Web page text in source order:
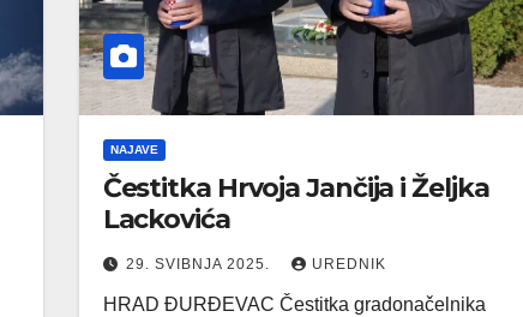
NAJAVE
Čestitka Hrvoja Jančija i Željka
Lackovića
29. SVIBNJA 2025. UREDNIK
HRAD ĐURĐEVAC Čestitka gradonačelnika